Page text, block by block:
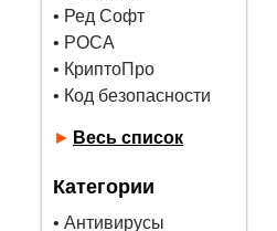
• Ред Софт
• РОСА
• КриптоПро
• Код безопасности
► Весь список
Категории
• Антивирусы